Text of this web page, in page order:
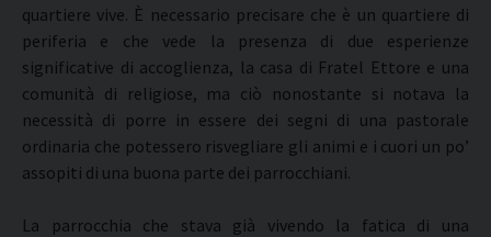
quartiere vive. È necessario precisare che è un quartiere di
periferia e che vede la presenza di due esperienze
significative di accoglienza, la casa di Fratel Ettore e una
comunità di religiose, ma ciò nonostante si notava la
necessità di porre in essere dei segni di una pastorale
ordinaria che potessero risvegliare gli animi e i cuori un po’
assopiti di una buona parte dei parrocchiani.
La parrocchia che stava già vivendo la fatica di una